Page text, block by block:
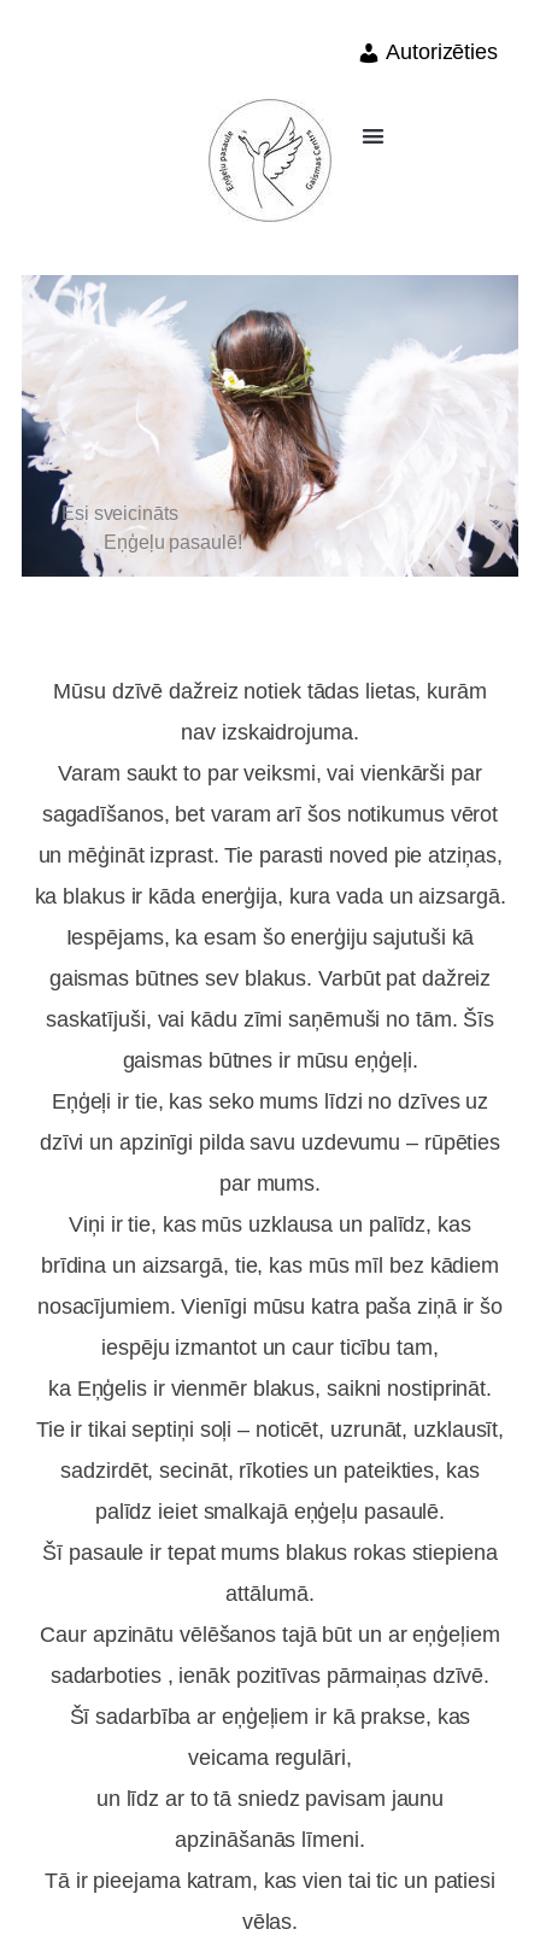
Autorizēties
Esi sveicināts
Eņģeļu pasaulē!
Mūsu dzīvē dažreiz notiek tādas lietas, kurām
nav izskaidrojuma.
Varam saukt to par veiksmi, vai vienkārši par
sagadīšanos, bet varam arī šos notikumus vērot
un mēģināt izprast. Tie parasti noved pie atziņas,
ka blakus ir kāda enerģija, kura vada un aizsargā.
Iespējams, ka esam šo enerģiju sajutuši kā
gaismas būtnes sev blakus. Varbūt pat dažreiz
saskatījuši, vai kādu zīmi saņēmuši no tām. Šīs
gaismas būtnes ir mūsu eņģeļi.
Eņģeļi ir tie, kas seko mums līdzi no dzīves uz
dzīvi un apzinīgi pilda savu uzdevumu – rūpēties
par mums.
Viņi ir tie, kas mūs uzklausa un palīdz, kas
brīdina un aizsargā, tie, kas mūs mīl bez kādiem
nosacījumiem. Vienīgi mūsu katra paša ziņā ir šo
iespēju izmantot un caur ticību tam,
ka Eņģelis ir vienmēr blakus, saikni nostiprināt.
Tie ir tikai septiņi soļi – noticēt, uzrunāt, uzklausīt,
sadzirdēt, secināt, rīkoties un pateikties, kas
palīdz ieiet smalkajā eņģeļu pasaulē.
Šī pasaule ir tepat mums blakus rokas stiepiena
attālumā.
Caur apzinātu vēlēšanos tajā būt un ar eņģeļiem
sadarboties , ienāk pozitīvas pārmaiņas dzīvē.
Šī sadarbība ar eņģeļiem ir kā prakse, kas
veicama regulāri,
un līdz ar to tā sniedz pavisam jaunu
apzināšanās līmeni.
Tā ir pieejama katram, kas vien tai tic un patiesi
vēlas.